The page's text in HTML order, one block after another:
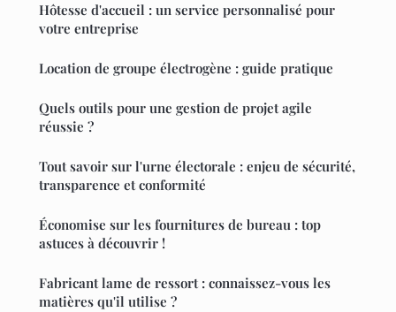
Hôtesse d'accueil : un service personnalisé pour
votre entreprise
Location de groupe électrogène : guide pratique
Quels outils pour une gestion de projet agile
réussie ?
Tout savoir sur l'urne électorale : enjeu de sécurité,
transparence et conformité
Économise sur les fournitures de bureau : top
astuces à découvrir !
Fabricant lame de ressort : connaissez-vous les
matières qu'il utilise ?